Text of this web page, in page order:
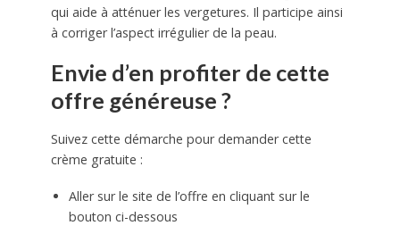
qui aide à atténuer les vergetures. Il participe ainsi
à corriger l’aspect irrégulier de la peau.
Envie d’en profiter de cette
offre généreuse ?
Suivez cette démarche pour demander cette
crème gratuite :
Aller sur le site de l’offre en cliquant sur le
bouton ci-dessous